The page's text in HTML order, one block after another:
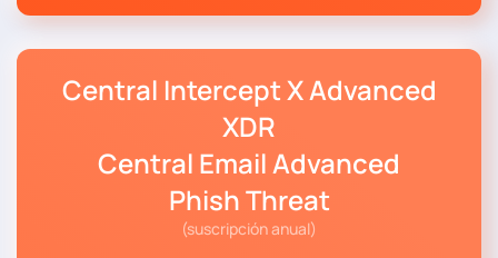
Central Intercept X Advanced
XDR
Central Email Advanced
Phish Threat
(suscripción anual)